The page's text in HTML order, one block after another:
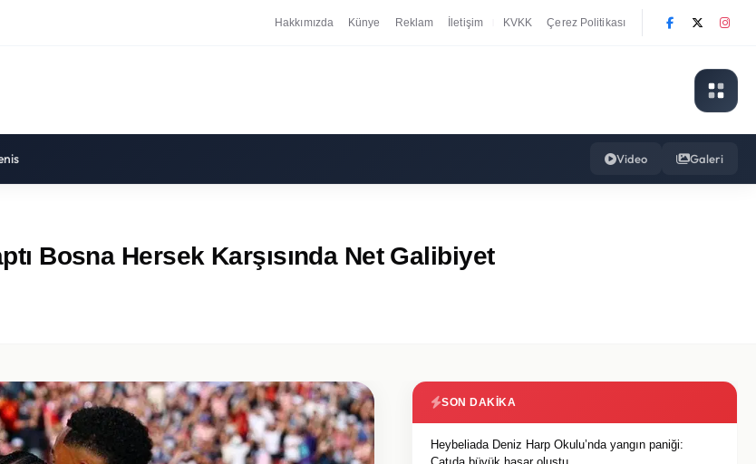
Hakkımızda Künye Reklam İletişim KVKK Çerez Politikası
Video Galeri
Bosna Hersek Karşısında Net Galibiyet
SON DAKIKA
Heybeliada Deniz Harp Okulu’nda yangın paniği: